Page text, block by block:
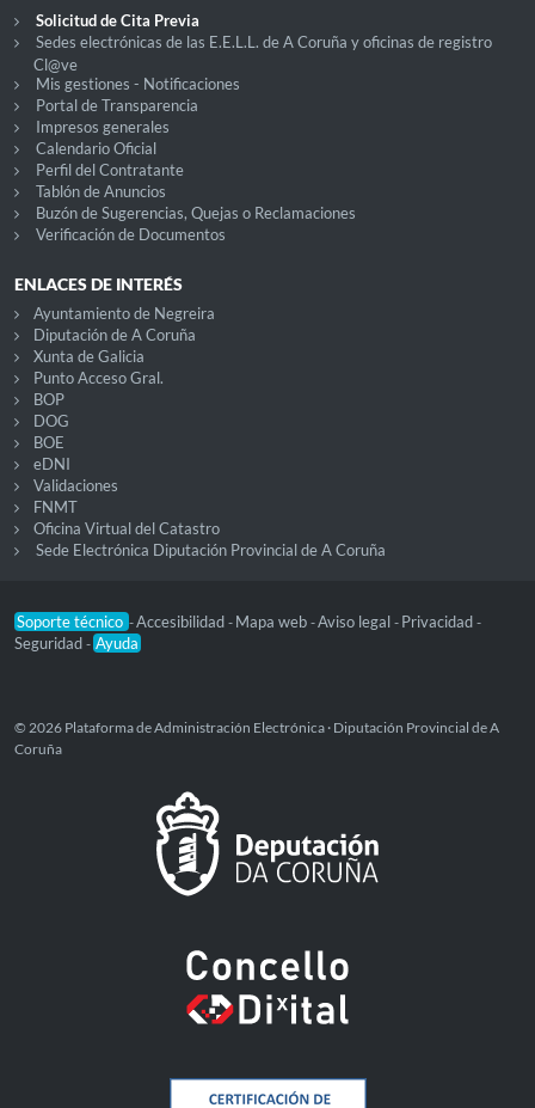
Solicitud de Cita Previa
Sedes electrónicas de las E.E.L.L. de A Coruña y oficinas de registro
Cl@ve
Mis gestiones - Notificaciones
Portal de Transparencia
Impresos generales
Calendario Oficial
Perfil del Contratante
Tablón de Anuncios
Buzón de Sugerencias, Quejas o Reclamaciones
Verificación de Documentos
ENLACES DE INTERÉS
Ayuntamiento de Negreira
Diputación de A Coruña
Xunta de Galicia
Punto Acceso Gral.
BOP
DOG
BOE
eDNI
Validaciones
FNMT
Oficina Virtual del Catastro
Sede Electrónica Diputación Provincial de A Coruña
Soporte técnico -Accesibilidad - Mapa web -Aviso legal - Privacidad -
Seguridad - Ayuda
© 2026 Plataforma de Administración Electrónica · Diputación Provincial de A
Coruña